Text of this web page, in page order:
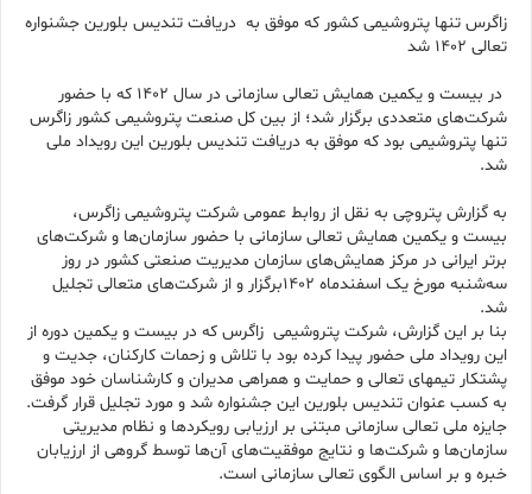
زاگرس تنها پتروشیمی کشور که موفق به دریافت تندیس بلورین جشنواره
تعالی ۱۴۰۲ شد
در بیست و یکمین همایش تعالی سازمانی در سال ۱۴۰۲ که با حضور
شرکت‌های متعددی برگزار شد؛ از بین کل صنعت پتروشیمی کشور زاگرس
تنها پتروشیمی بود که موفق به دریافت تندیس بلورین این رویداد ملی
شد.
به گزارش پتروچی به نقل از روابط عمومی شرکت پتروشیمی زاگرس،
بیست و یکمین همایش تعالی سازمانی با حضور سازمان‌ها و شرکت‌های
برتر ایرانی در مرکز همایش‌های سازمان مدیریت صنعتی کشور در روز
سه‌‎شنبه مورخ یک اسفندماه 1402برگزار و از شرکت‌های متعالی تجلیل
شد.
بنا بر این گزارش، شرکت پتروشیمی زاگرس که در بیست و یکمین دوره از
این رویداد ملی حضور پیدا کرده بود با تلاش و زحمات کارکنان، جدیت و
پشتکار تیم‏های تعالی و حمایت و همراهی مدیران و کارشناسان خود موفق
به کسب عنوان تندیس بلورین این جشنواره شد و مورد تجلیل قرار گرفت.
جایزه ملی تعالی سازمانی مبتنی بر ارزیابی رویکرد‌ها و نظام مدیریتی
سازمان‌ها و شرکت‌ها و نتایج موفقیت‌های آن‌ها توسط گروهی از ارزیابان
خبره و بر اساس الگوی تعالی سازمانی است.